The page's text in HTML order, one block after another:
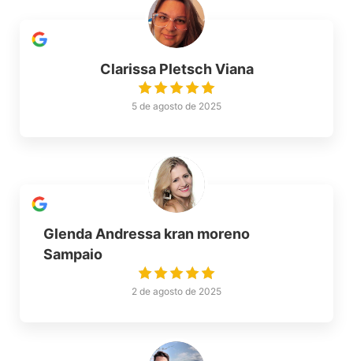
Clarissa Pletsch Viana
5 de agosto de 2025
Glenda Andressa kran moreno
Sampaio
2 de agosto de 2025